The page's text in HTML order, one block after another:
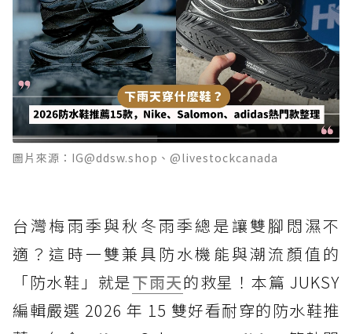
圖片來源：IG@ddsw.shop、@livestockcanada
台灣梅雨季與秋冬雨季總是讓雙腳悶濕不
適？這時一雙兼具防水機能與潮流顏值的
「防水鞋」就是下雨天的救星！本篇 JUKSY
編輯嚴選 2026 年 15 雙好看耐穿的防水鞋推